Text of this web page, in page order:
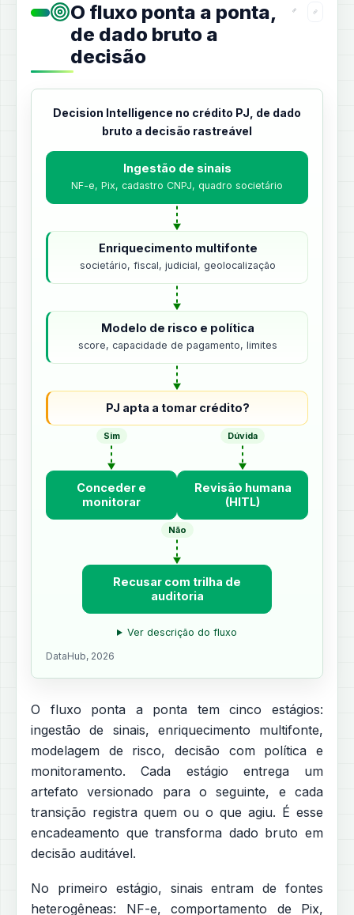
O fluxo ponta a ponta,
de dado bruto a
decisão
Decision Intelligence no crédito PJ, de dado
bruto a decisão rastreável
Ingestão de sinais
NF-e, Pix, cadastro CNPJ, quadro societário
Enriquecimento multifonte
societário, fiscal, judicial, geolocalização
Modelo de risco e política
score, capacidade de pagamento, limites
PJ apta a tomar crédito?
Sim
Conceder e
monitorar
Dúvida
Revisão humana
(HITL)
Não
Recusar com trilha de
auditoria
Ver descrição do fluxo
DataHub, 2026
O fluxo ponta a ponta tem cinco estágios:
ingestão de sinais, enriquecimento multifonte,
modelagem de risco, decisão com política e
monitoramento. Cada estágio entrega um
artefato versionado para o seguinte, e cada
transição registra quem ou o que agiu. É esse
encadeamento que transforma dado bruto em
decisão auditável.
No primeiro estágio, sinais entram de fontes
heterogêneas: NF-e, comportamento de Pix,